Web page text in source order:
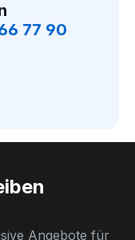
77 90
Angebote für